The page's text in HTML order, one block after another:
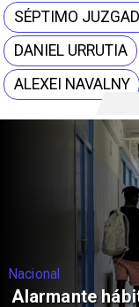
SÉPTIMO
DANIEL URRUTIA
ALEXEI NAVALNY
Nacional
Alarmante